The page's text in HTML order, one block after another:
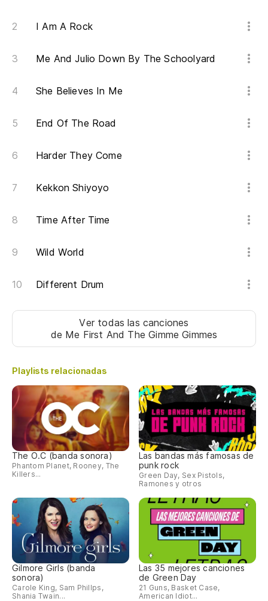
I Am A Rock
Me And Julio Down By The Schoolyard
She Believes In Me
End Of The Road
Harder They Come
Kekkon Shiyoyo
Time After Time
Wild World
Different Drum
Ver todas las canciones
de Me First And The Gimme Gimmes
Playlists relacionadas
The O.C (banda sonora)
Phantom Planet, Rooney, The
Killers...
Las bandas más famosas de
punk rock
Green Day, Sex Pistols,
Ramones y otros
Gilmore Girls (banda
sonora)
Carole King, Sam Phillps,
Shania Twain...
Las 35 mejores canciones
de Green Day
21 Guns, Basket Case,
American Idiot...